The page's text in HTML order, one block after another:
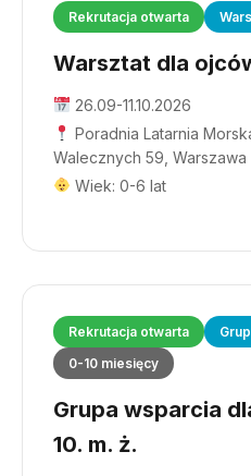
Rekrutacja otwarta
Warsztat dla
26.09-11.10.2026
Poradnia Latarnia
Walecznych 59, Warszawa
Wiek: 0-6 lat
Rekrutacja otwarta
0-10 miesięcy
Grupa wsparcia
10. m. ż.